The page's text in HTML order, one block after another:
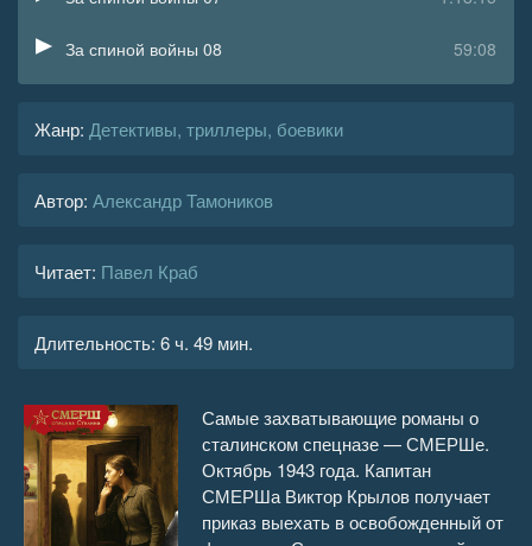
59:08
За спиной войны 08
Жанр: Детективы, триллеры, боевики
Автор: Александр Тамоников
Читает: Павел Краб
Длительность: 6 ч. 49 мин.
Самые захватывающие романы о
сталинском спецназе — СМЕРШе.
Октябрь 1943 года. Капитан
СМЕРШа Виктор Крылов получает
приказ выехать в освобожденный от